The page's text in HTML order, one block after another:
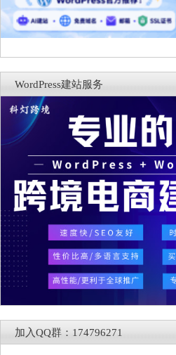
WordPress建站服务
加入QQ群：174796271